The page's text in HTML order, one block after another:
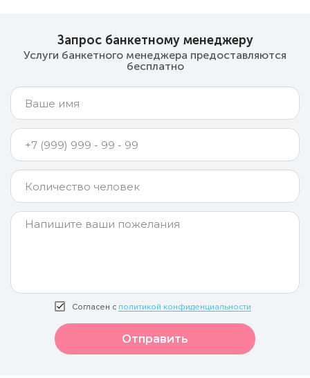
Запрос банкетному менеджеру
Услуги банкетного менеджера предоставляются
бесплатно
Согласен с политикой конфиденциальности
Отправить